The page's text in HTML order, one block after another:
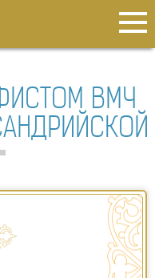
ЭКЗАМЕНА
ВМЧ